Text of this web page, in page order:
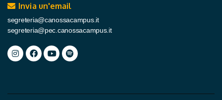
Invia un'email
segreteria@canossacampus.it
segreteria@pec.canossacampus.it